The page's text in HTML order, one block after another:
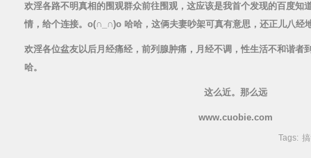
欢淫各路不明真相的围观群众前往围观，这应该是我首个发现的百度知
情，给个连接。o(∩_∩)o 哈哈，这俩夫妻吵架可真有意思，还正儿八经
欢淫各位盆友以后月经痛经，前列腺肿痛，月经不调，性生活不和谐者
哈。
这么近。那么远
www.cuobie.com
Tags: